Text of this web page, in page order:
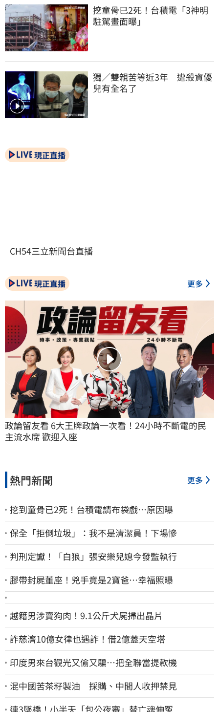
挖童骨已2死！台積電「3神明
駐駕畫面曝」
獨／雙親苦等近3年　遭殺資優
兒有全名了
現正直播
CH54三立新聞台直播
現正直播 更多
政論留友看 6大王牌政論一次看！24小時不斷電的民
主流水席 歡迎入座
熱門新聞 更多
挖到童骨已2死！台積電請布袋戲…原因曝
保全「拒倒垃圾」：我不是清潔員！下場慘
判刑定讞！「白狼」張安樂兒媳今發監執行
膠帶封屍董座！兇手竟是2寶爸…幸福照曝
越籍男涉賣狗肉！9.1公斤犬屍掃出晶片
詐慈濟10億女律也遇詐！借2億蓋天空塔
印度男來台觀光又偷又騙…把全聯當提款機
混中國苦茶籽製油 採購、中間人收押禁見
連3墜橋！小半天「包公夜審」替亡魂伸冤